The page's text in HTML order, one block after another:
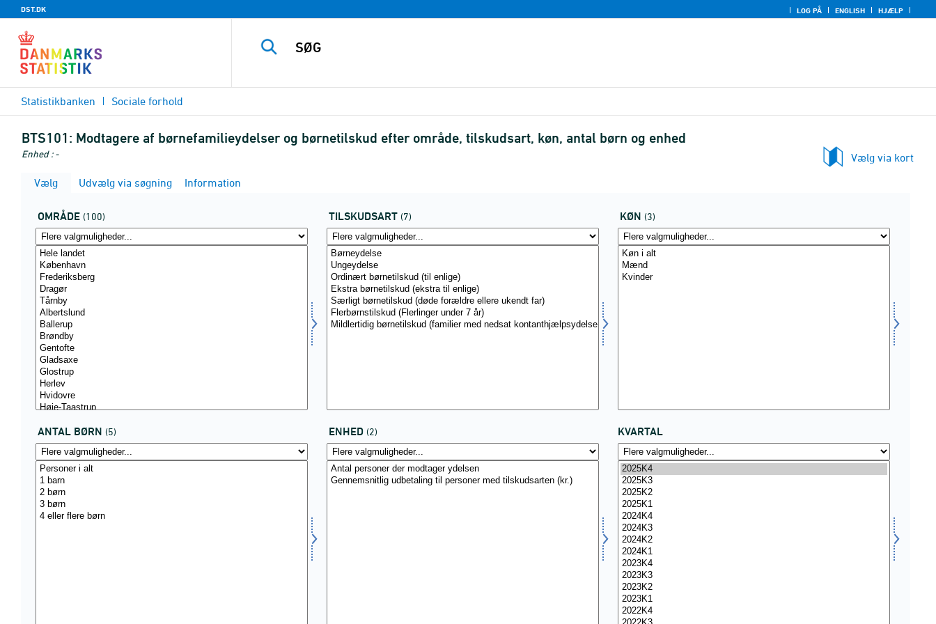
DST.DK LOG PÅ ENGLISH HJÆLP
Statistikbanken Sociale forhold
BTS101: Modtagere af børnefamilieydelser og børnetilskud efter område, tilskudsart, køn, antal børn og enhed
Enhed : -
Vælg via kort
Vælg
Udvælg via søgning Information
OMRÅDE (100) TILSKUDSART (7) KØN (3)
ANTAL BØRN (5) ENHED (2) KVARTAL